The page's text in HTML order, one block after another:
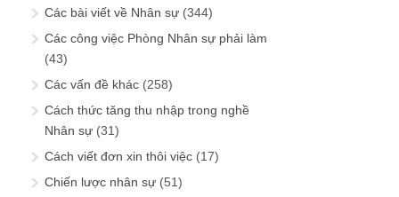
Các bài viết về Nhân sự (344)
Các công việc Phòng Nhân sự phải làm
(43)
Các vấn đề khác (258)
Cách thức tăng thu nhập trong nghề
Nhân sự (31)
Cách viết đơn xin thôi việc (17)
Chiến lược nhân sự (51)